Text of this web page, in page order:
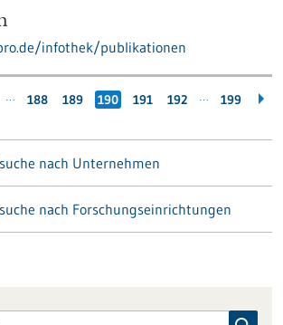
infothek/publikationen
… 188 189 190 191 192 … 199
nach Unternehmen
nach Forschungseinrichtungen